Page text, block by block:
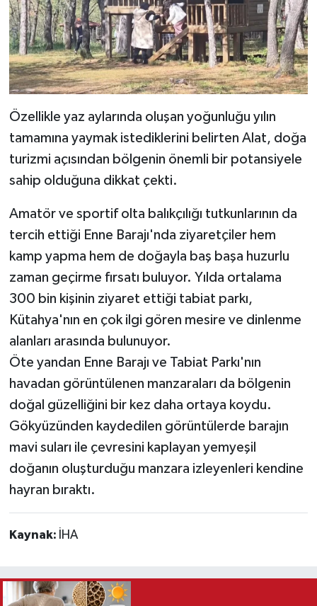
Özellikle yaz aylarında oluşan yoğunluğu yılın
tamamına yaymak istediklerini belirten Alat, doğa
turizmi açısından bölgenin önemli bir potansiyele
sahip olduğuna dikkat çekti.
Amatör ve sportif olta balıkçılığı tutkunlarının da
tercih ettiği Enne Barajı'nda ziyaretçiler hem
kamp yapma hem de doğayla baş başa huzurlu
zaman geçirme fırsatı buluyor. Yılda ortalama
300 bin kişinin ziyaret ettiği tabiat parkı,
Kütahya'nın en çok ilgi gören mesire ve dinlenme
alanları arasında bulunuyor.
Öte yandan Enne Barajı ve Tabiat Parkı'nın
havadan görüntülenen manzaraları da bölgenin
doğal güzelliğini bir kez daha ortaya koydu.
Gökyüzünden kaydedilen görüntülerde barajın
mavi suları ile çevresini kaplayan yemyeşil
doğanın oluşturduğu manzara izleyenleri kendine
hayran bıraktı.
Kaynak: İHA